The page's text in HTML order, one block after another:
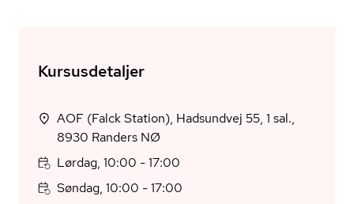
Kursusdetaljer
AOF (Falck Station), Hadsundvej 55, 1 sal.,
8930 Randers NØ
Lørdag, 10:00 - 17:00
Søndag, 10:00 - 17:00